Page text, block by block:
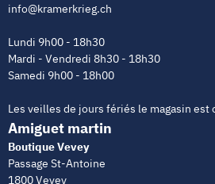
info@kramerkrieg.ch
Lundi 9h00 - 18h30
Mardi - Vendredi 8h30 - 18h30
Samedi 9h00 - 18h00
Les veilles de jours fériés le magasin est
Amiguet martin
Boutique Vevey
Passage St-Antoine
1800 Vevey